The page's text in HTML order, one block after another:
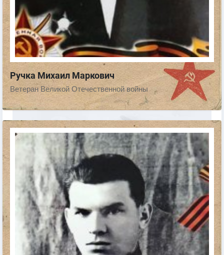
Ручка Михаил Маркович
Ветеран Великой Отечественной войны